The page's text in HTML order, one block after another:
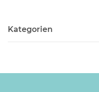
Kategorien